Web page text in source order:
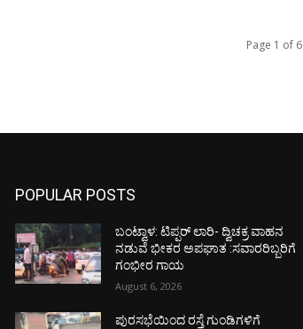
Page 1 of 6
POPULAR POSTS
ಬಂಟ್ವಾಳ: ಟಿಪ್ಪರ್ ಲಾರಿ- ದ್ವಿಚಕ್ರ ವಾಹನ
ನಡುವೆ ಭೀಕರ ಅಪಘಾತ :ಸವಾರರಿಬ್ಬರಿಗೆ
ಗಂಭೀರ ಗಾಯ
August 6, 2026
ಪುರಸಭೆಯಿಂದ ರಸ್ತೆ ಗುಂಡಿಗಳಿಗೆ